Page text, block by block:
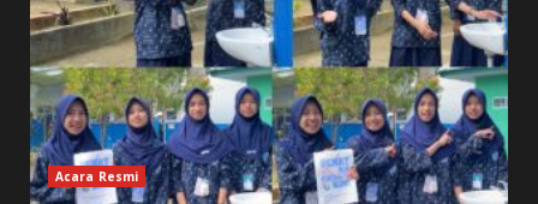
Acara Resmi